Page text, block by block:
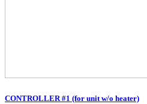
CONTROLLER #1 (for unit w/o heater)